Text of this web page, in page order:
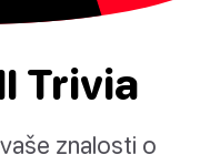
Trivia
znalosti o